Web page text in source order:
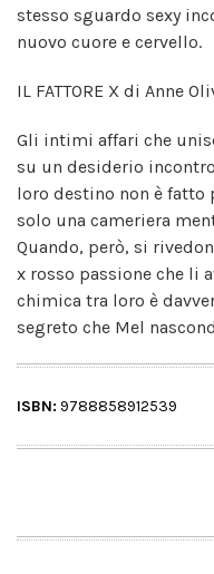
stesso sguardo sexy
nuovo cuore e cervello.
IL FATTORE X di Anne
Gli intimi affari che
su un desiderio
loro destino non è fatto
solo una cameriera
Quando, però, si
x rosso passione che li
chimica tra loro è
segreto che Mel
ISBN: 9788858912539